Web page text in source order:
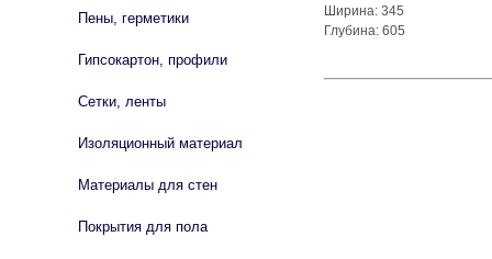
Ширина: 345
Глубина: 605
Пены, герметики
Гипсокартон, профили
Сетки, ленты
Изоляционный материал
Материалы для стен
Покрытия для пола